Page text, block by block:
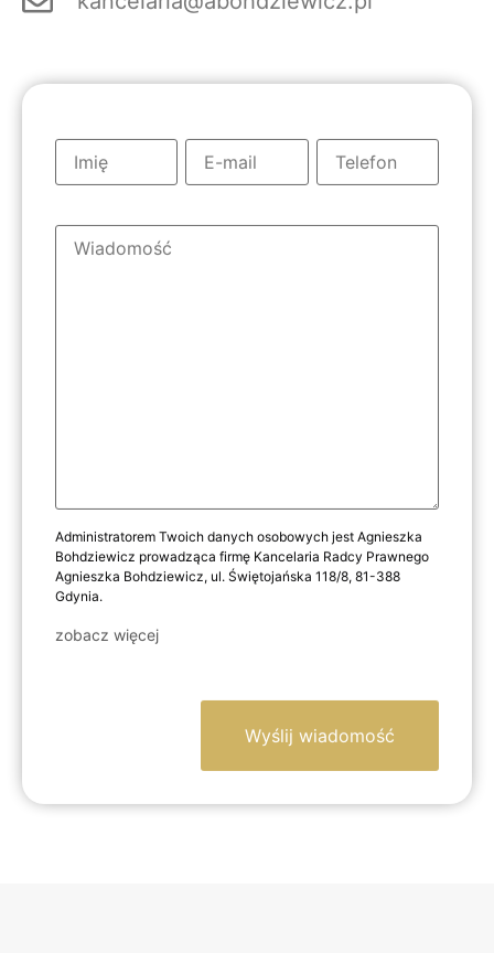
kancelaria@abohdziewicz.pl
Administratorem Twoich danych osobowych jest Agnieszka
Bohdziewicz prowadząca firmę Kancelaria Radcy Prawnego
Agnieszka Bohdziewicz, ul. Świętojańska 118/8, 81-388
Gdynia.
zobacz więcej